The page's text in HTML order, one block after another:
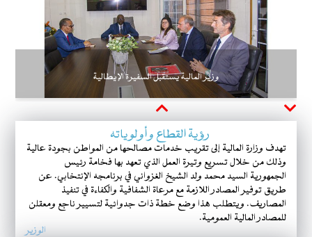
وزير المالية يستقبل السفيرة الإيطالية
رؤية القطاع وأولوياته
تهدف وزارة المالية إلى تقريب خدمات مصالحها من المواطن بجودة عالية
وذلك من خلال تسريع وتيرة العمل الذي تعهد بها فخامة رئيس
الجمهورية السيد محمد ولد الشيخ الغزواني في برنامجه الإنتخابي. عن
طريق توفير المصادر اللازمة مع مرعاة الشفافية والكفاءة في تنفيذ
المصاريف. ويتطلب هذا وضع خطة ذات جدوائية لتسيير ناجع ومعقلن
للمصادر المالية العمومية.
الوزير